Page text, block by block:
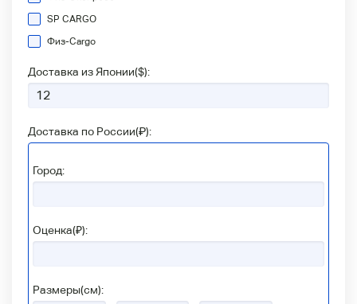
SP CARGO
Физ-Сargo
Доставка из Японии($):
Доставка по России(₽):
Город:
Оценка(₽):
Размеры(см):